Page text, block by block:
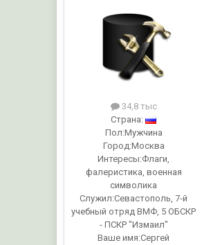
34,8 тыс
Страна:
Пол:Мужчина
Город:Москва
Интересы:Флаги,
фалеристика, военная
символика
Служил:Севастополь, 7-й
учебный отряд ВМФ, 5 ОБСКР
- ПСКР "Измаил"
Ваше имя:Сергей